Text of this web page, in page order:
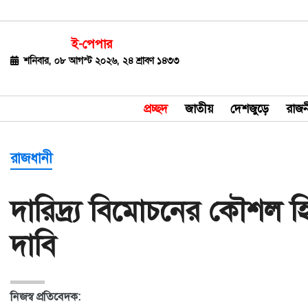
ই-পেপার
শনিবার, ০৮ আগস্ট ২০২৬, ২৪ শ্রাবণ ১৪৩৩
প্রচ্ছদ জাতীয় দেশজুড়ে
জাতীয়
রাজনীতি
বিশ্ব
বাণিজ্য
বিনোদন
ধর্ম
রাজধানী
দারিদ্র্য বিমোচনের কৌশল
দাবি
নিজস্ব প্রতিবেদক: